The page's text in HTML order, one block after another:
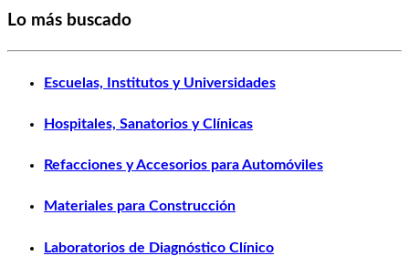
Lo más buscado
Escuelas, Institutos y Universidades
Hospitales, Sanatorios y Clínicas
Refacciones y Accesorios para Automóviles
Materiales para Construcción
Laboratorios de Diagnóstico Clínico